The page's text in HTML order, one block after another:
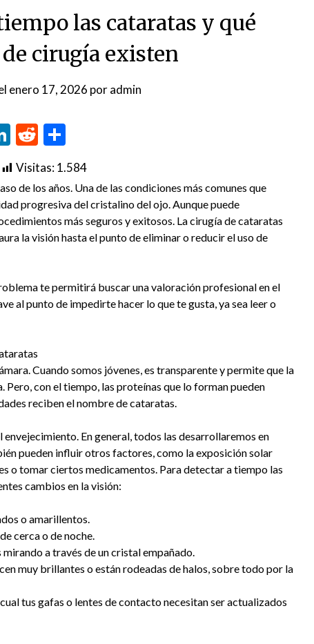
las cataratas y qué
cirugía existen
enero 17, 2026 poradmin
LinkedIn
Reddit
Visitas:1.584
de los años. Una de las condiciones más comunes que
progresiva del cristalino del ojo. Aunque puede
más seguros y exitosos. La cirugía de cataratas
la visión hasta el punto de eliminar o reducir el uso de
te permitirá buscar una valoración profesional en el
al punto de impedirte hacer lo que te gusta, ya sea leer o
Cuando somos jóvenes, es transparente y permite que la
Pero, con el tiempo, las proteínas que lo forman pueden
reciben el nombre de cataratas.
En general, todos las desarrollaremos en
pueden influir otros factores, como la exposición solar
o tomar ciertos medicamentos. Para detectar a tiempo las
cambios en la visión:
o amarillentos.
cerca o de noche.
a través de un cristal empañado.
muy brillantes o están rodeadas de halos, sobre todo por la
tus gafas o lentes de contacto necesitan ser actualizados